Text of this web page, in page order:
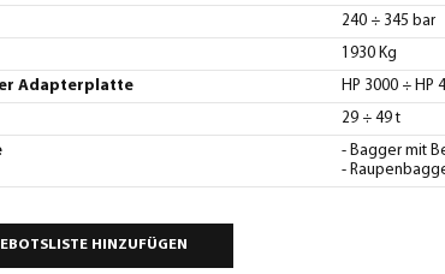
240 ÷ 345 bar
1930 Kg
Adapterplatte HP 3000 ÷ HP
29 ÷ 49 t
- Bagger mit
-
HINZUFÜGEN